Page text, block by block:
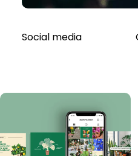
Social media